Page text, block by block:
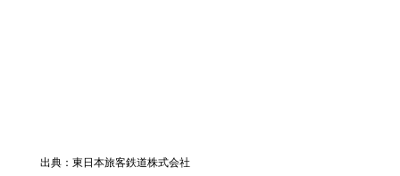
出典：東日本旅客鉄道株式会社